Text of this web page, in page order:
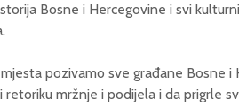
Bosne i Hercegovine i svi
pozivamo sve građane Bosne i
retoriku mržnje i podijela i da prigrle